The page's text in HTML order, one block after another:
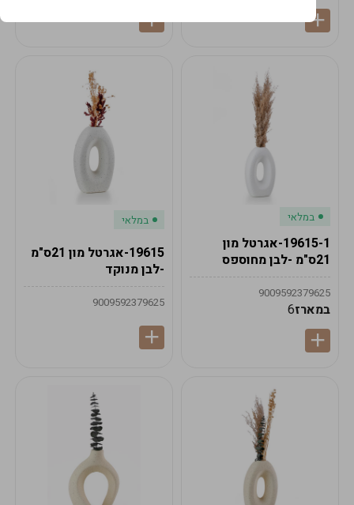
במלאי
19615-1-אגרטל מון
21ס"מ -לבן מחוספס
9009592379625
במארז6
במלאי
19615-אגרטל מון 21ס"מ
-לבן מנוקד
9009592379625